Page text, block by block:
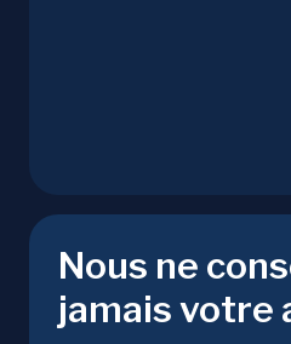
Nous ne
jamais votre